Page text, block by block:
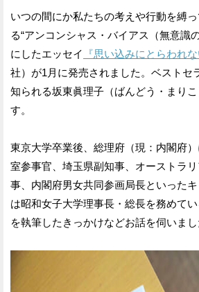
す
る
いつの間にか私たちの考えや行動を縛
る“アンコンシャス・バイアス（無意識
にしたエッセイ
『思い込みにとらわれな
社）が1月に発売されました。ベストセ
知られる坂東眞理子（ばんどう・まり
す。
東京大学卒業後、総理府（現：内閣府
室参事官、埼玉県副知事、オーストラ
事、内閣府男女共同参画局長といった
は昭和女子大学理事長・総長を務めて
を執筆したきっかけなどお話を伺いまし